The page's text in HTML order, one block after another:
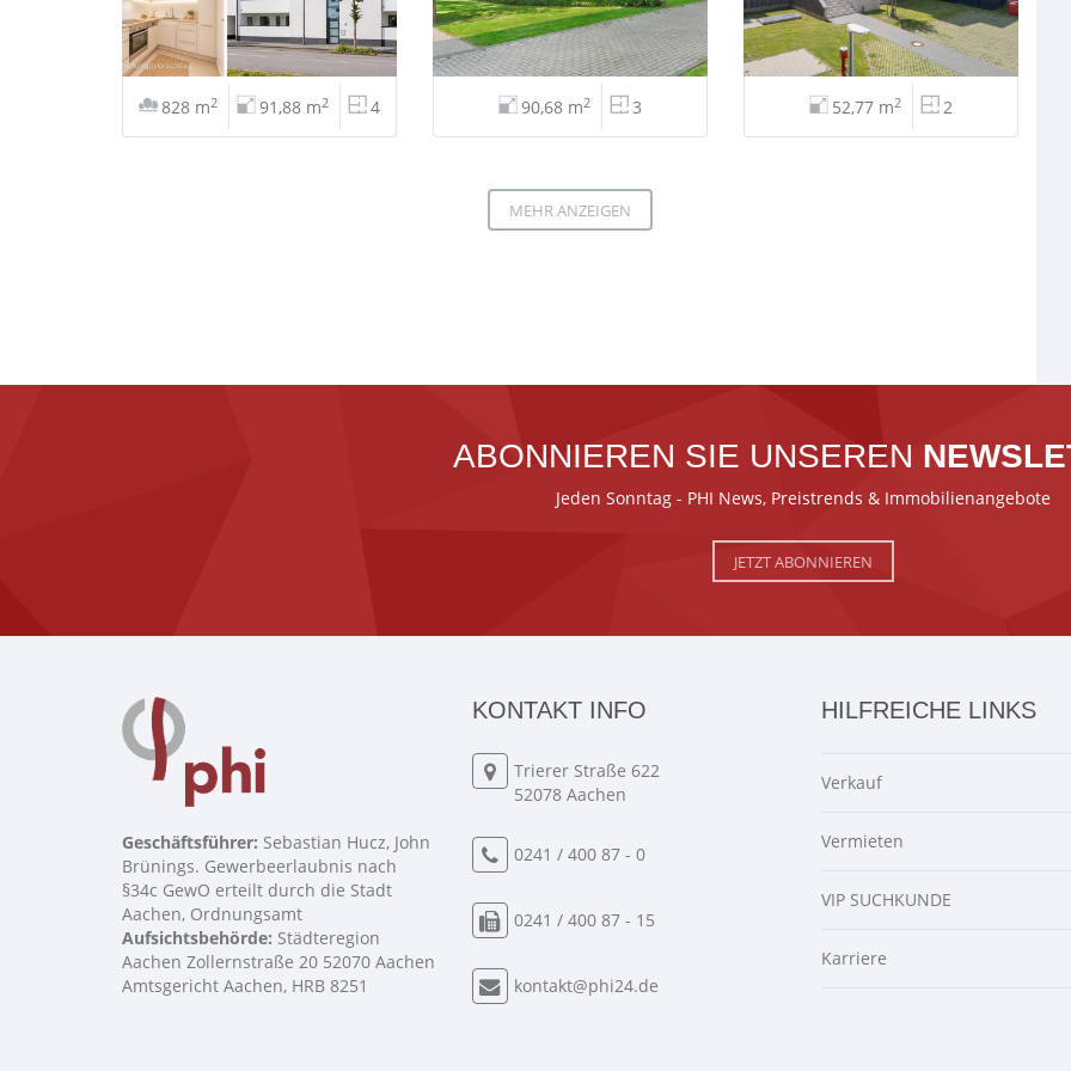
828 m2 91,88 m2 4 90,68 m2 3 52,77 m2 2
MEHR ANZEIGEN
ABONNIEREN SIE UNSEREN
Jeden Sonntag - PHI News, Preistrends & Immobilienangebote
JETZT ABONNIEREN
Geschäftsführer: Sebastian Hucz, John
Brünings. Gewerbeerlaubnis nach
§34c GewO erteilt durch die Stadt
Aachen, Ordnungsamt
Aufsichtsbehörde: Städteregion
Aachen Zollernstraße 20 52070 Aachen
Amtsgericht Aachen, HRB 8251
KONTAKT INFO
Trierer Straße 622
52078 Aachen
0241 / 400 87 - 0
0241 / 400 87 - 15
kontakt@phi24.de
HILFREICHE LINKS
Verkauf
Vermieten
VIP SUCHKUNDE
Karriere